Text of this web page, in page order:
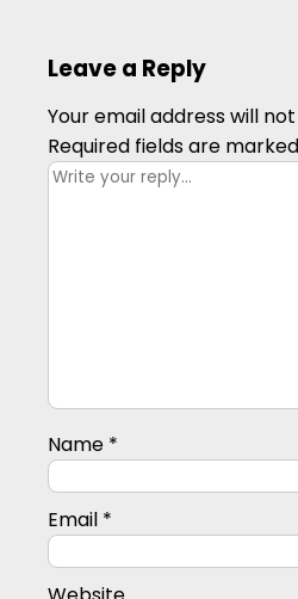
Leave a Reply
Your email address will
Required fields are marked
Name *
Email *